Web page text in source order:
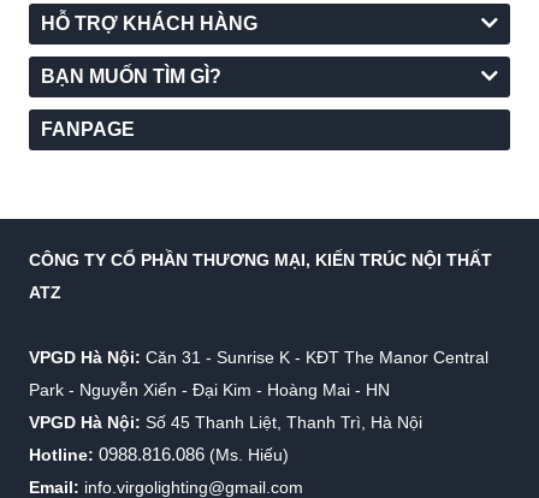
HỖ TRỢ KHÁCH HÀNG
BẠN MUỐN TÌM GÌ?
FANPAGE
CÔNG TY CỔ PHẦN THƯƠNG MẠI, KIẾN TRÚC NỘI THẤT
ATZ
VPGD Hà Nội: Căn 31 - Sunrise K - KĐT The Manor Central
Park - Nguyễn Xiển - Đại Kim - Hoàng Mai - HN
VPGD Hà Nội: Số 45 Thanh Liệt, Thanh Trì, Hà Nội
Hotline: 0988.816.086 (Ms. Hiếu)
Email: info.virgolighting@gmail.com